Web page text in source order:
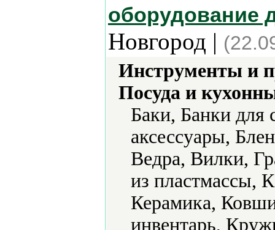
оборудование
Новгород |
Инструменты и
Посуда и
Баки, Банки для
аксессуары,
Ведра, Вилки,
из пластмассы,
Керамика,
инвентарь,